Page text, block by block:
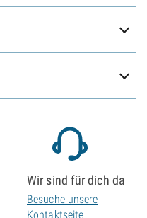
Wir sind für dich da
Besuche unsere
Kontaktseite